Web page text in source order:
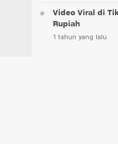
Video Viral di
Rupiah
1 tahun yang lalu